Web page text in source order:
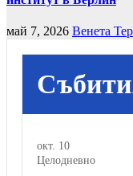
май 7, 2026 Венета
окт. 10
Целодневно